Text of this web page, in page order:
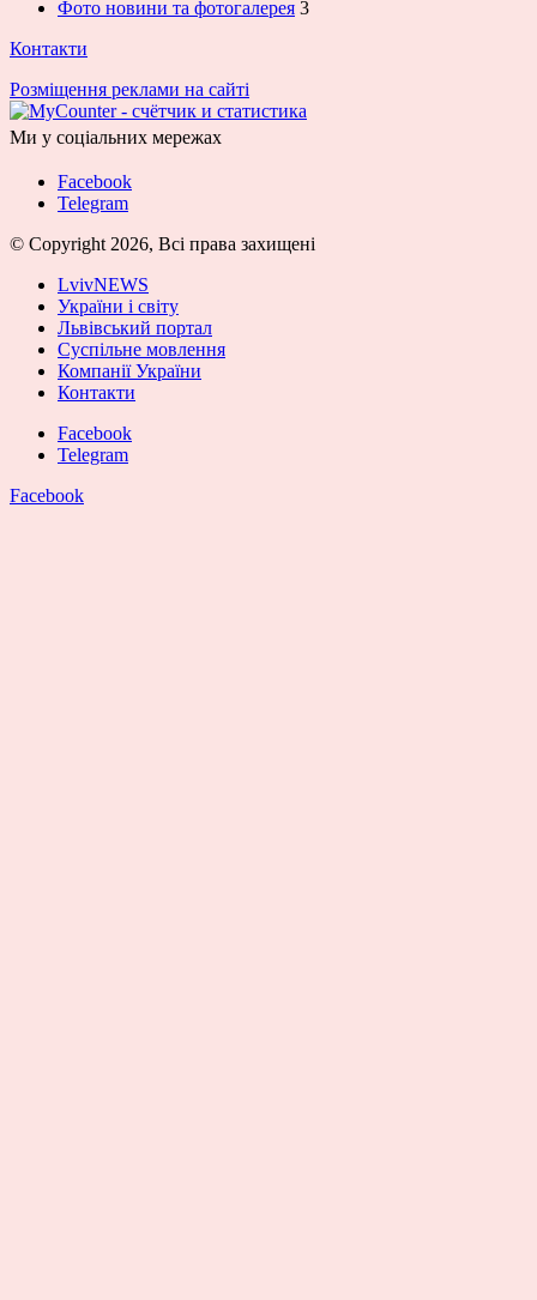
Фото новини та фотогалерея 3
Контакти
Розміщення реклами на сайті
Ми у соціальних мережах
Facebook
Telegram
© Copyright 2026, Всі права захищені
LvivNEWS
України і світу
Львівський портал
Суспільне мовлення
Компанії України
Контакти
Facebook
Telegram
Facebook